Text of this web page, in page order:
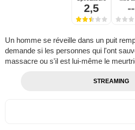
2,5 --
Un homme se réveille dans un puit
demande si les personnes qui l'ont
massacre ou s'il est lui-même le
STREAMING